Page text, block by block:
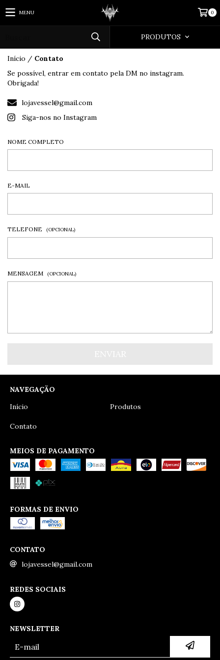
MENU 0
PRODUTOS
Início / Contato
Se possível, entrar em contato pela DM no instagram.
Obrigada!
lojavessel@gmail.com
Siga-nos no Instagram
NOME COMPLETO
E-MAIL
TELEFONE (OPCIONAL)
MENSAGEM (OPCIONAL)
NAVEGAÇÃO
Início
Produtos
Contato
MEIOS DE PAGAMENTO
FORMAS DE ENVIO
CONTATO
lojavessel@gmail.com
REDES SOCIAIS
NEWSLETTER